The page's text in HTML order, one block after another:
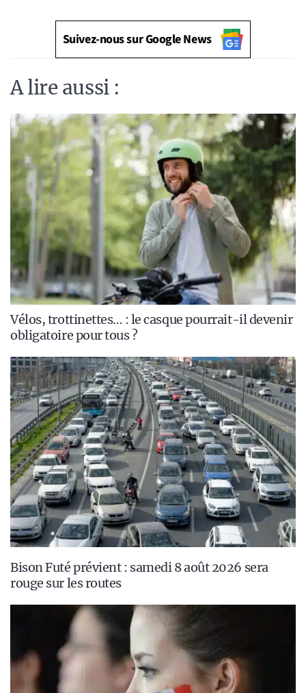
Suivez-nous sur Google News
A lire aussi :
Vélos, trottinettes… : le casque pourrait-il devenir
obligatoire pour tous ?
Bison Futé prévient : samedi 8 août 2026 sera
rouge sur les routes